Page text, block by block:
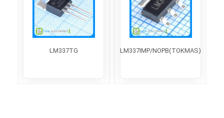
LM337IMP/NOPB(TOKMAS)
LM337TG